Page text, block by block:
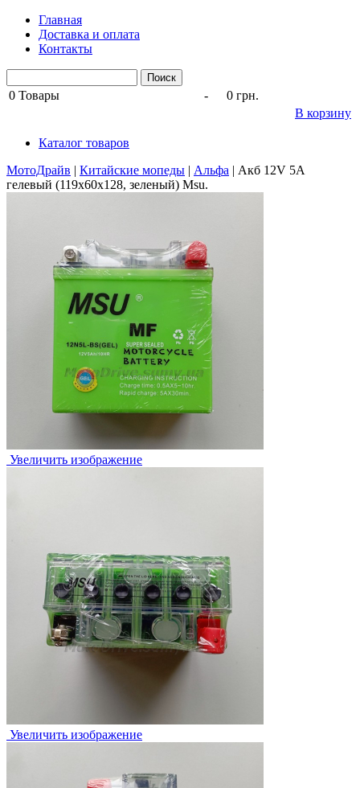
Главная
Доставка и оплата
Контакты
0 Товары -
0 грн.
В корзину
Каталог товаров
МотоДрайв | Китайские мопеды | Альфа | Акб 12V 5А
гелевый (119x60x128, зеленый) Msu.
Увеличить изображение
Увеличить изображение